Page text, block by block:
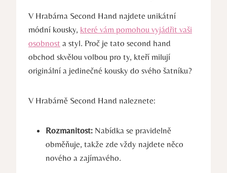
V Hrabárna Second Hand najdete unikátní
módní kousky, které vám pomohou vyjádřit vaši
osobnost a styl. Proč je tato second hand
obchod skvělou volbou pro ty, kteří milují
originální a jedinečné kousky do svého šatníku?
V Hrabárně Second Hand naleznete:
Rozmanitost: Nabídka se pravidelně
obměňuje, takže zde vždy najdete něco
nového a zajímavého.